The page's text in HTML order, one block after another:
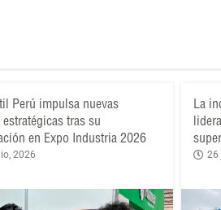
Perú impulsa nuevas
tras su
en Expo Industria 2026
2026
La
26